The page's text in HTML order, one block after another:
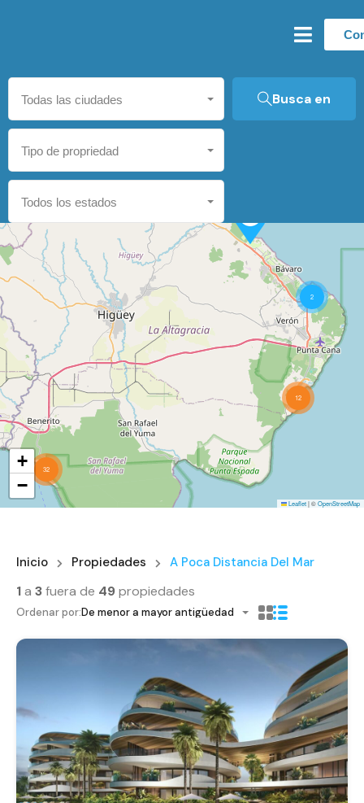
Todas las ciudades
Tipo de propriedad
Todos los estados
Busca en
2
12
32
+
−
Leaflet|©OpenStreetMap
Inicio Propiedades A Poca Distancia Del Mar
1a 3fuera de 49propiedades
Ordenar por:De menor a mayor antigüedad